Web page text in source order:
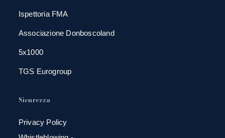
Ispettoria FMA
Associazione Donboscoland
5x1000
TGS Eurogroup
Sicurezza
Privacy Policy